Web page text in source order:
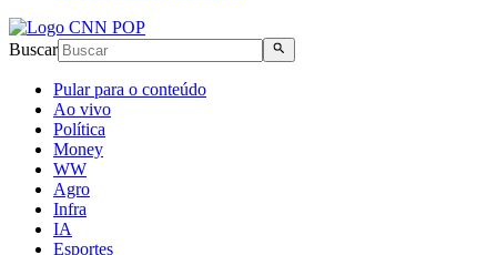
Buscar
Pular para o conteúdo
Ao vivo
Política
Money
WW
Agro
Infra
IA
Esportes